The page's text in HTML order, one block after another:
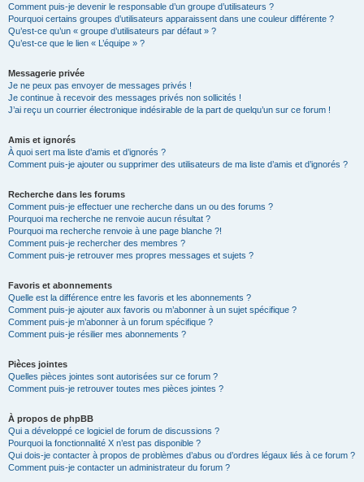
Comment puis-je devenir le responsable d’un groupe d’utilisateurs ?
Pourquoi certains groupes d’utilisateurs apparaissent dans une couleur différente ?
Qu’est-ce qu’un « groupe d’utilisateurs par défaut » ?
Qu’est-ce que le lien « L’équipe » ?
Messagerie privée
Je ne peux pas envoyer de messages privés !
Je continue à recevoir des messages privés non sollicités !
J’ai reçu un courrier électronique indésirable de la part de quelqu’un sur ce forum !
Amis et ignorés
À quoi sert ma liste d’amis et d’ignorés ?
Comment puis-je ajouter ou supprimer des utilisateurs de ma liste d’amis et d’ignorés ?
Recherche dans les forums
Comment puis-je effectuer une recherche dans un ou des forums ?
Pourquoi ma recherche ne renvoie aucun résultat ?
Pourquoi ma recherche renvoie à une page blanche ?!
Comment puis-je rechercher des membres ?
Comment puis-je retrouver mes propres messages et sujets ?
Favoris et abonnements
Quelle est la différence entre les favoris et les abonnements ?
Comment puis-je ajouter aux favoris ou m’abonner à un sujet spécifique ?
Comment puis-je m’abonner à un forum spécifique ?
Comment puis-je résilier mes abonnements ?
Pièces jointes
Quelles pièces jointes sont autorisées sur ce forum ?
Comment puis-je retrouver toutes mes pièces jointes ?
À propos de phpBB
Qui a développé ce logiciel de forum de discussions ?
Pourquoi la fonctionnalité X n’est pas disponible ?
Qui dois-je contacter à propos de problèmes d’abus ou d’ordres légaux liés à ce forum ?
Comment puis-je contacter un administrateur du forum ?